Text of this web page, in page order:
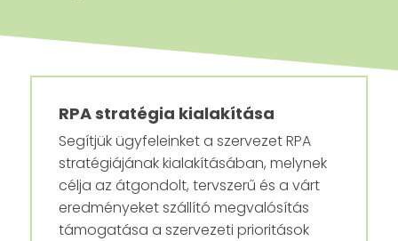
RPA stratégia kialakítása
Segítjük ügyfeleinket a szervezet RPA
stratégiájának kialakításában, melynek
célja az átgondolt, tervszerű és a várt
eredményeket szállító megvalósítás
támogatása a szervezeti prioritások